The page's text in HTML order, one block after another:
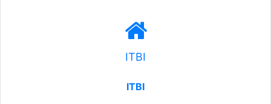
ITBI
ITBI